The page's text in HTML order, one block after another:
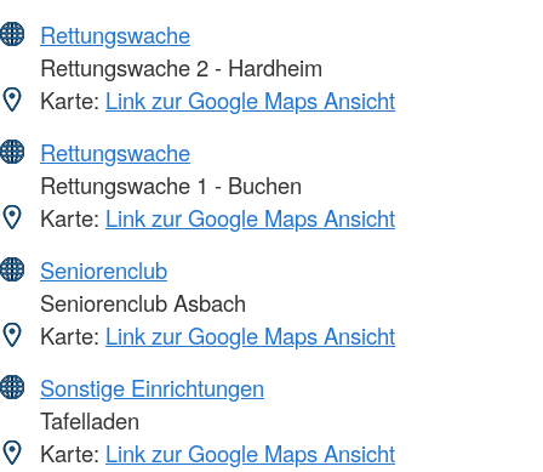
Rettungswache
Rettungswache 2 - Hardheim
Karte: Link zur Google Maps Ansicht
Rettungswache
Rettungswache 1 - Buchen
Karte: Link zur Google Maps Ansicht
Seniorenclub
Seniorenclub Asbach
Karte: Link zur Google Maps Ansicht
Sonstige Einrichtungen
Tafelladen
Karte: Link zur Google Maps Ansicht